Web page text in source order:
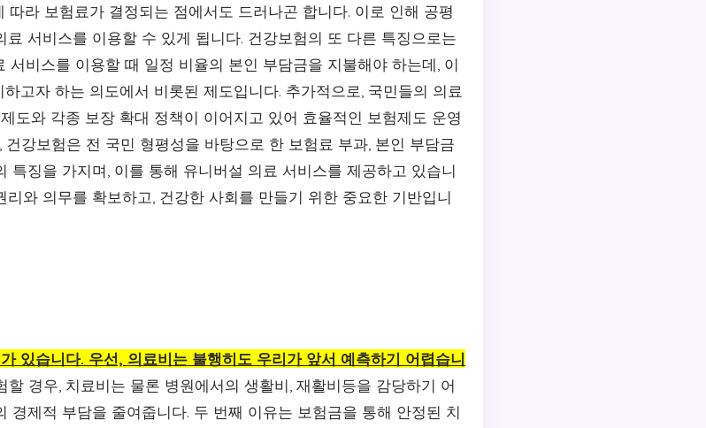
라 보험료가 결정되는 점에서도 드러나곤 합니다. 이로 인해 공평
서비스를 이용할 수 있게 됩니다. 건강보험의 또 다른 특징으로는
서비스를 이용할 때 일정 비율의 본인 부담금을 지불해야 하는데, 이
고자 하는 의도에서 비롯된 제도입니다. 추가적으로, 국민들의 의료
도와 각종 보장 확대 정책이 이어지고 있어 효율적인 보험제도 운영
강보험은 전 국민 형평성을 바탕으로 한 보험료 부과, 본인 부담금
특징을 가지며, 이를 통해 유니버설 의료 서비스를 제공하고 있습니
와 의무를 확보하고, 건강한 사회를 만들기 위한 중요한 기반입니
있습니다. 우선, 의료비는 불행히도 우리가 앞서 예측하기 어렵습니
경우, 치료비는 물론 병원에서의 생활비, 재활비등을 감당하기 어
경제적 부담을 줄여줍니다. 두 번째 이유는 보험금을 통해 안정된 치